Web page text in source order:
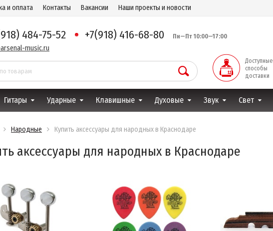
и оплата Контакты Вакансии Наши проекты и новости
484-75-52 +7(918) 416-68-80 Пн—Пт 10:00—17:00
music.ru
Доступные
способы
доставки
Гитары Ударные Клавишные Духовые Звук Свет
Народные Купить аксессуары для народных в Краснодаре
аксессуары для народных в Краснодаре